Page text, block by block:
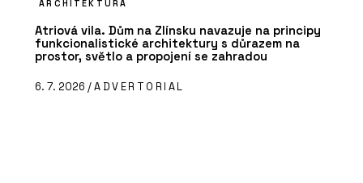
ARCHITEKTURA
Atriová vila. Dům na Zlínsku navazuje na principy
funkcionalistické architektury s důrazem na
prostor, světlo a propojení se zahradou
6. 7. 2026 /ADVERTORIAL